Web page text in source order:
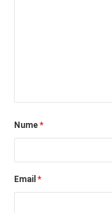
Nume *
Email *